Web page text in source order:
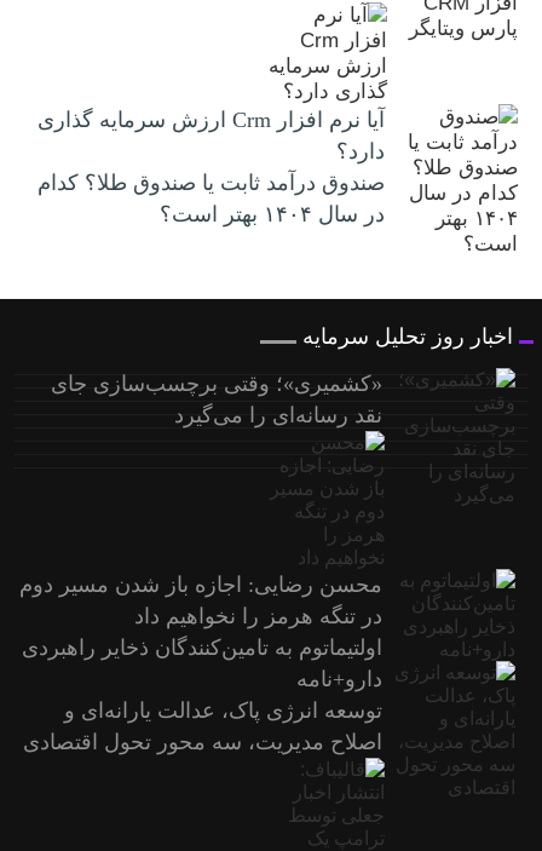
آیا نرم افزار Crm ارزش سرمایه گذاری
دارد؟
صندوق درآمد ثابت یا صندوق طلا؟ کدام
در سال ۱۴۰۴ بهتر است؟
اخبار روز تحلیل سرمایه
«کشمیری»؛ وقتی برچسب‌سازی جای
نقد رسانه‌ای را می‌گیرد
محسن رضایی: اجازه باز شدن مسیر دوم
در تنگه هرمز را نخواهیم داد
اولتیماتوم به تامین‌کنندگان ذخایر راهبردی
دارو+نامه
توسعه انرژی پاک، عدالت یارانه‌ای و
اصلاح مدیریت، سه محور تحول اقتصادی